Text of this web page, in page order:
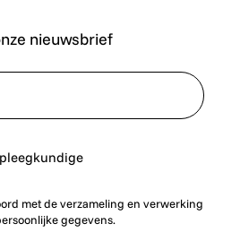
nieuwsbrief
met de verzameling en verwerking
gegevens.